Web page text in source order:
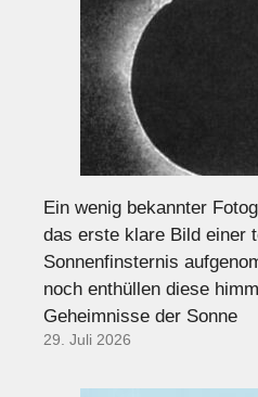
Ein wenig bekannter
das erste klare Bild einer
Sonnenfinsternis
noch enthüllen diese
Geheimnisse der Sonne
29. Juli 2026